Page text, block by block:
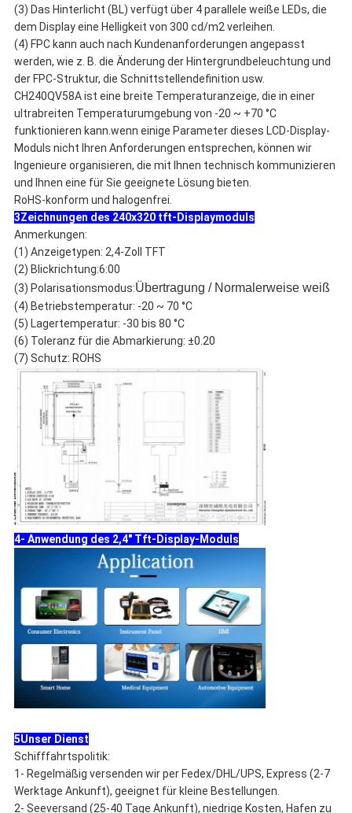
(3) Das Hinterlicht (BL) verfügt über 4 parallele weiße LEDs, die
dem Display eine Helligkeit von 300 cd/m2 verleihen.
(4) FPC kann auch nach Kundenanforderungen angepasst
werden, wie z. B. die Änderung der Hintergrundbeleuchtung und
der FPC-Struktur, die Schnittstellendefinition usw.
CH240QV58A ist eine breite Temperaturanzeige, die in einer
ultrabreiten Temperaturumgebung von -20 ~ +70 °C
funktionieren kann.wenn einige Parameter dieses LCD-Display-
Moduls nicht Ihren Anforderungen entsprechen, können wir
Ingenieure organisieren, die mit Ihnen technisch kommunizieren
und Ihnen eine für Sie geeignete Lösung bieten.
RoHS-konform und halogenfrei.
3Zeichnungen des 240x320 tft-Displaymoduls
Anmerkungen:
(1) Anzeigetypen: 2,4-Zoll TFT
(2) Blickrichtung:6:00
(3) Polarisationsmodus:Übertragung / Normalerweise weiß
(4) Betriebstemperatur: -20 ~ 70 °C
(5) Lagertemperatur: -30 bis 80 °C
(6) Toleranz für die Abmarkierung: ±0.20
(7) Schutz: ROHS
4- Anwendung des 2,4" Tft-Display-Moduls
5Unser Dienst
Schifffahrtspolitik:
1- Regelmäßig versenden wir per Fedex/DHL/UPS, Express (2-7
Werktage Ankunft), geeignet für kleine Bestellungen.
2- Seeversand (25-40 Tage Ankunft), niedrige Kosten, Hafen zu